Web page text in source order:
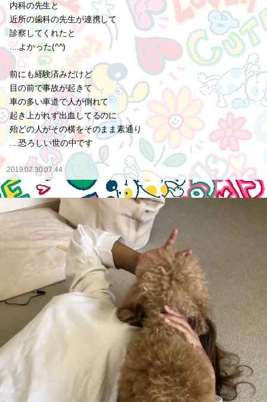
内科の先生と
近所の歯科の先生が連携して
診察してくれたと
....よかった(^^)
前にも経験済みだけど
目の前で事故が起きて
車の多い車道で人が倒れて
起き上がれず出血してるのに
殆どの人がその横をそのまま素通り
....恐ろしい世の中です
2019.07.30 07:44